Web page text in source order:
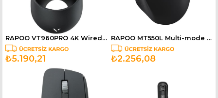
RAPOO VT960PRO 4K Wired/Wireless Gaming Mouse Black/Purple 12584
₺5.190,21
RAPOO MT550L Multi-mode Wireless Mouse Black 12764
₺2.256,08